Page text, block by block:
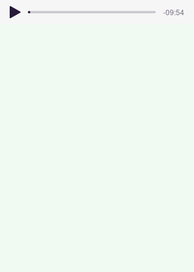
-09:54